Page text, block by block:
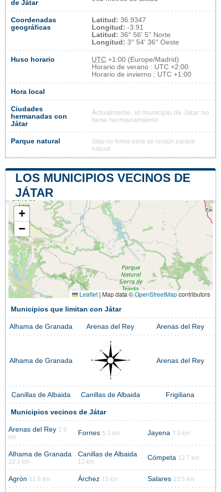
de Játar
Coordenadas
geográficas
Latitud: 36.9347
Longitud: -3.91
Latitud: 36° 56' 5'' Norte
Longitud: 3° 54' 36'' Oeste
Huso horario UTC +1:00 (Europe/Madrid)
Horario de verano : UTC +2:00
Horario de invierno : UTC +1:00
Hora local
Ciudades
hermanadas con
Játar
Actualmente, el municipio de Játar no
tiene hermanamiento
Parque natural
Játar no forma parte de ningún parque
natural
LOS MUNICIPIOS VECINOS DE
JÁTAR
+
−
Leaflet | Map data ©OpenStreetMapcontributors
Municipios que limitan con Játar
Alhama de Granada Arenas del Rey Arenas del Rey
Alhama de Granada Arenas del Rey
Canillas de Albaida Canillas de Albaida Frigiliana
Municipios vecinos de Játar
Arenas del Rey 2.9
km
Fornes 5.3 km Jayena 7.9 km
Alhama de Granada
10.3 km
Canillas de Albaida
12 km
Cómpeta 12.7 km
Agrón 12.8 km Árchez 13 km Salares 13.5 km